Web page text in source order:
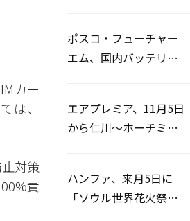
カー
は、
対策
責
ポスコ・フューチャー
エム、国内バッテリー
エアプレミア、11月5日
から仁川〜ホーチミン
ハンファ、来月5日に
「ソウル世界花火祭り